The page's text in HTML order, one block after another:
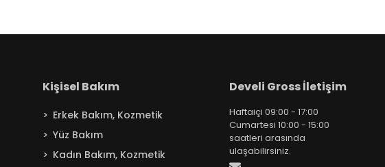
Kişisel Bakım
Erkek Bakım, Kozmetik
Yüz Bakım
Kadın Bakım, Kozmetik
Develi Gross İletişim
Haftaiçi 09:00 - 17:00
Cumartesi 10:00 - 15:00
saatleri arasında
ulaşabilirsiniz.